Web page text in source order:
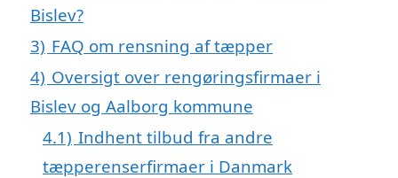
Bislev?
3) FAQ om rensning af tæpper
4) Oversigt over rengøringsfirmaer i
Bislev og Aalborg kommune
4.1) Indhent tilbud fra andre
tæpperenserfirmaer i Danmark